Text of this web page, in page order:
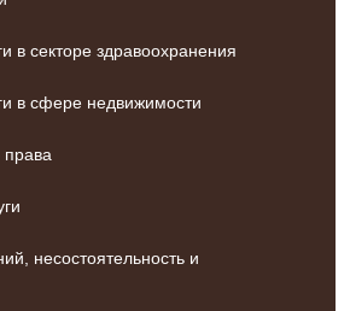
в секторе здравоохранения
в сфере недвижимости
права
несостоятельность и